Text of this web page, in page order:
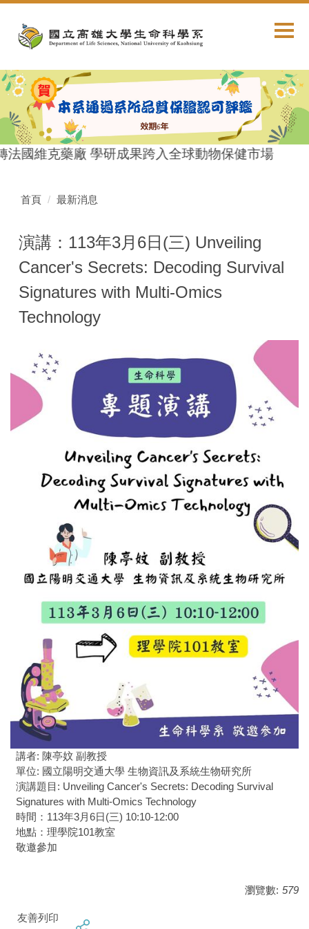
內
容
國維克藥廠 學研成果跨入全球動物保健市場
首頁 最新消息
演講：113年3月6日(三) Unveiling
Cancer's Secrets: Decoding Survival
Signatures with Multi-Omics
Technology
講者: 陳亭妏 副教授
單位: 國立陽明交通大學 生物資訊及系統生物研究所
演講題目: Unveiling Cancer's Secrets: Decoding Survival
Signatures with Multi-Omics Technology
時間：113年3月6日(三) 10:10-12:00
地點：理學院101教室
敬邀參加
瀏覽數: 579
友善列印